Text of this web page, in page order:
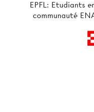
EPFL: Etudiants
communauté